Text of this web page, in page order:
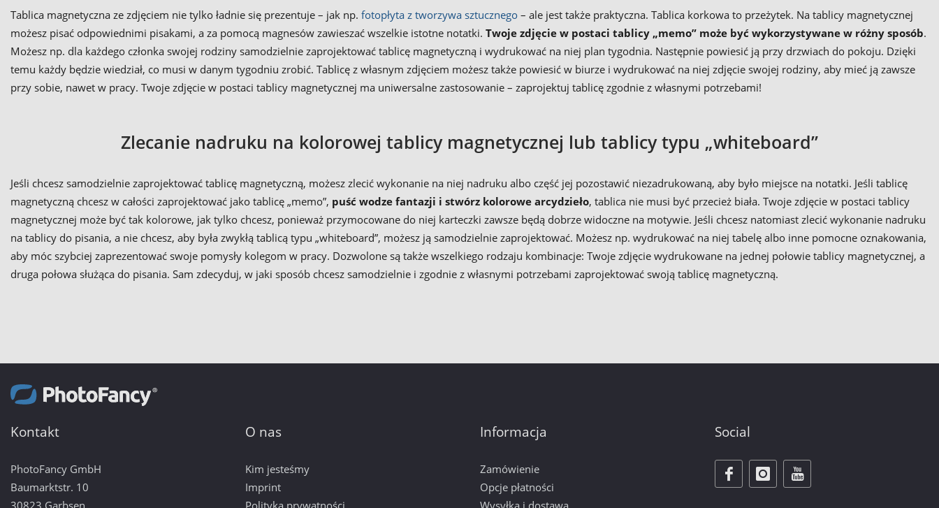
Tablica magnetyczna ze zdjęciem nie tylko ładnie się prezentuje – jak np. fotopłyta z tworzywa sztucznego – ale jest także praktyczna. Tablica korkowa to przeżytek. Na tablicy magnetycznej
możesz pisać odpowiednimi pisakami, a za pomocą magnesów zawieszać wszelkie istotne notatki. Twoje zdjęcie w postaci tablicy „memo” może być wykorzystywane w różny sposób.
Możesz np. dla każdego członka swojej rodziny samodzielnie zaprojektować tablicę magnetyczną i wydrukować na niej plan tygodnia. Następnie powiesić ją przy drzwiach do pokoju. Dzięki
temu każdy będzie wiedział, co musi w danym tygodniu zrobić. Tablicę z własnym zdjęciem możesz także powiesić w biurze i wydrukować na niej zdjęcie swojej rodziny, aby mieć ją zawsze
przy sobie, nawet w pracy. Twoje zdjęcie w postaci tablicy magnetycznej ma uniwersalne zastosowanie – zaprojektuj tablicę zgodnie z własnymi potrzebami!
Zlecanie nadruku na kolorowej tablicy magnetycznej lub tablicy typu „whiteboard”
Jeśli chcesz samodzielnie zaprojektować tablicę magnetyczną, możesz zlecić wykonanie na niej nadruku albo część jej pozostawić niezadrukowaną, aby było miejsce na notatki. Jeśli tablicę
magnetyczną chcesz w całości zaprojektować jako tablicę „memo”, puść wodze fantazji i stwórz kolorowe arcydzieło, tablica nie musi być przecież biała. Twoje zdjęcie w postaci tablicy
magnetycznej może być tak kolorowe, jak tylko chcesz, ponieważ przymocowane do niej karteczki zawsze będą dobrze widoczne na motywie. Jeśli chcesz natomiast zlecić wykonanie nadruku
na tablicy do pisania, a nie chcesz, aby była zwykłą tablicą typu „whiteboard”, możesz ją samodzielnie zaprojektować. Możesz np. wydrukować na niej tabelę albo inne pomocne oznakowania,
aby móc szybciej zaprezentować swoje pomysły kolegom w pracy. Dozwolone są także wszelkiego rodzaju kombinacje: Twoje zdjęcie wydrukowane na jednej połowie tablicy magnetycznej, a
druga połowa służąca do pisania. Sam zdecyduj, w jaki sposób chcesz samodzielnie i zgodnie z własnymi potrzebami zaprojektować swoją tablicę magnetyczną.
Kontakt
PhotoFancy GmbH
Baumarktstr. 10
O nas
Kim jesteśmy
Imprint
Informacja
Zamówienie
Opcje płatności
Social